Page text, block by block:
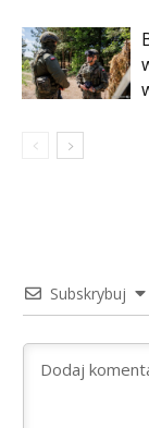
Subskrybuj